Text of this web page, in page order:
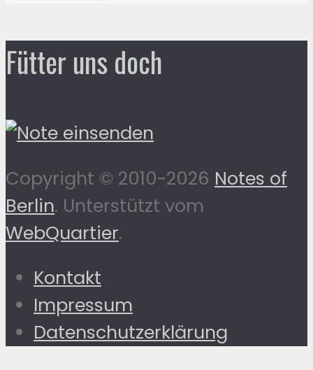
Fütter uns doch
Copyright © 2010-2026 Notes of
Berlin. Unterstützt vom
WebQuartier.
Kontakt
Impressum
Datenschutzerklärung